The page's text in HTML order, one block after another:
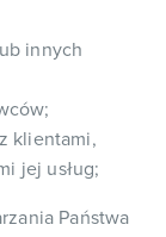
innych
klientami,
jej usług;
Państwa